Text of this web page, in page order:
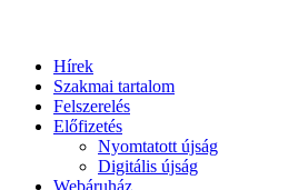
Hírek
Szakmai tartalom
Felszerelés
Előfizetés
Nyomtatott újság
Digitális újság
Webáruház